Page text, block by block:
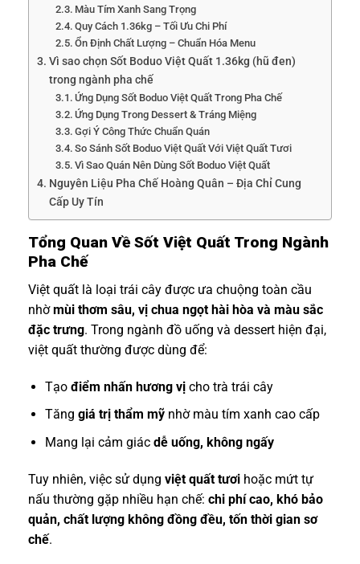
Màu Tím Xanh Sang Trọng
Quy Cách 1.36kg – Tối Ưu Chi Phí
Ổn Định Chất Lượng – Chuẩn Hóa Menu
Vì sao chọn Sốt Boduo Việt Quất 1.36kg (hũ đen)
trong ngành pha chế
Ứng Dụng Sốt Boduo Việt Quất Trong Pha Chế
Ứng Dụng Trong Dessert & Tráng Miệng
Gợi Ý Công Thức Chuẩn Quán
So Sánh Sốt Boduo Việt Quất Với Việt Quất Tươi
Vì Sao Quán Nên Dùng Sốt Boduo Việt Quất
Nguyên Liệu Pha Chế Hoàng Quân – Địa Chỉ Cung
Cấp Uy Tín
Tổng Quan Về Sốt Việt Quất Trong Ngành
Pha Chế
Việt quất là loại trái cây được ưa chuộng toàn cầu
nhờmùi thơm sâu, vị chua ngọt hài hòa và màu sắc
đặc trưng. Trong ngành đồ uống và dessert hiện đại,
việt quất thường được dùng để:
Tạo điểm nhấn hương vịcho trà trái cây
Tăng giá trị thẩm mỹnhờ màu tím xanh cao cấp
Mang lại cảm giác dễ uống, không ngấy
Tuy nhiên, việc sử dụng việt quất tươi hoặc mứt tự
nấu thường gặp nhiều hạn chế: chi phí cao, khó bảo
quản, chất lượng không đồng đều, tốn thời gian sơ
chế.